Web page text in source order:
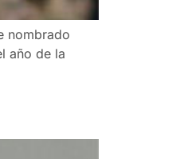
nombrado
año de la